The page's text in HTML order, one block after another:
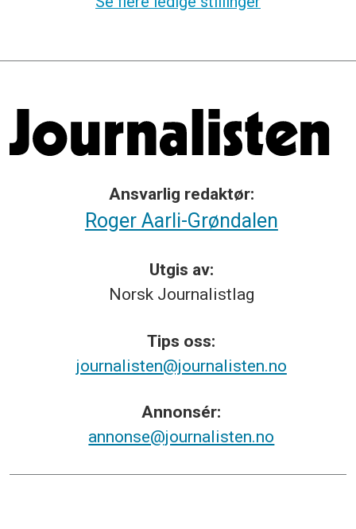
Ansvarlig redaktør:
Roger Aarli-Grøndalen
Utgis av:
Norsk Journalistlag
Tips oss:
journalisten@journalisten.no
Annonsér:
annonse@journalisten.no